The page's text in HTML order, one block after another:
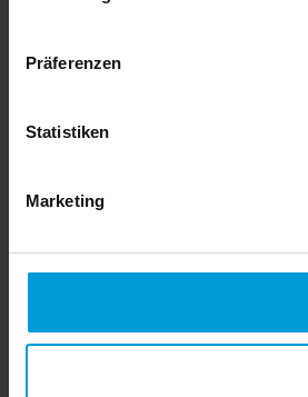
Präferenzen
Statistiken
Marketing